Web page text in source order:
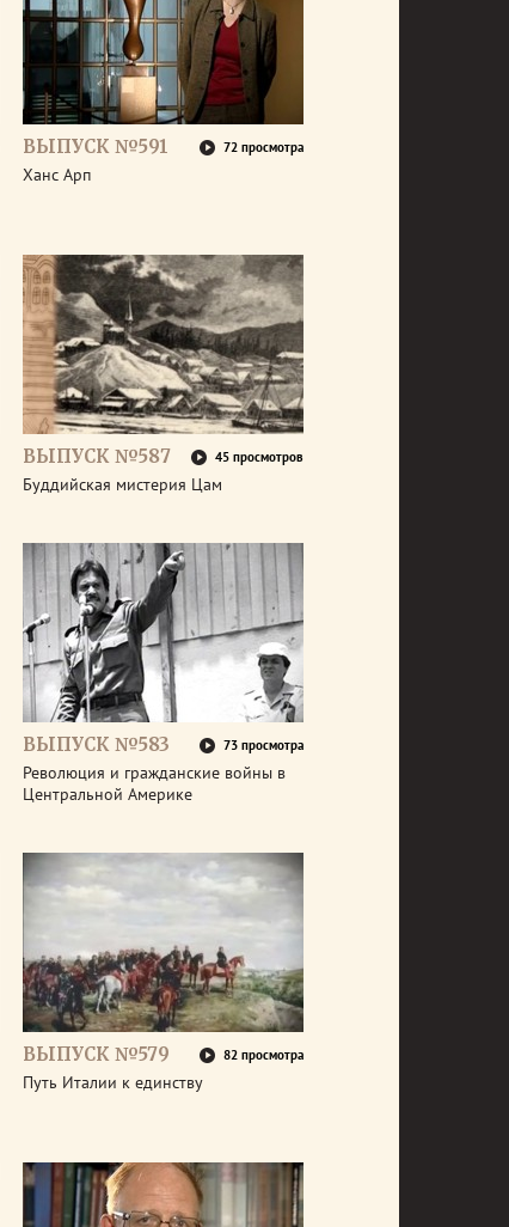
ВЫПУСК №591 72 просмотра
Ханс Арп
ВЫПУСК №587 45 просмотров
Буддийская мистерия Цам
ВЫПУСК №583 73 просмотра
Революция и гражданские войны в
Центральной Америке
ВЫПУСК №579 82 просмотра
Путь Италии к единству